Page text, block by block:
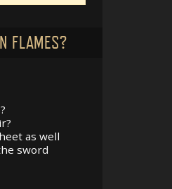
FLAMES?
as well
sword